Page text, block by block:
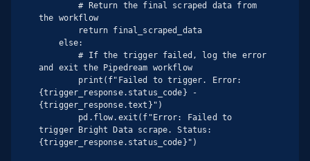
        # Return the final scraped data from
the workflow
        # If the trigger failed, log the error
and exit the Pipedream workflow
{trigger_response.status_code} -
{trigger_response.text}")
trigger Bright Data scrape. Status:
{trigger_response.status_code}")